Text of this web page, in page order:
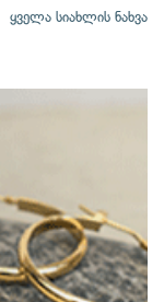
ყველა სიახლის ნახვა